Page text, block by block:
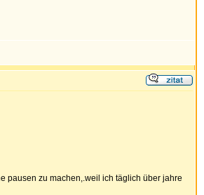
pausen zu machen,.weil ich täglich über jahre